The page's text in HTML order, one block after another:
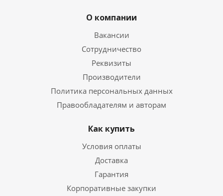
О компании
Вакансии
Сотрудничество
Реквизиты
Производители
Политика персональных данных
Правообладателям и авторам
Как купить
Условия оплаты
Доставка
Гарантия
Корпоративные закупки